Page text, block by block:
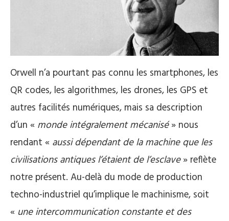
Orwell n’a pourtant pas connu les smartphones, les
QR codes, les algorithmes, les drones, les GPS et
autres facilités numériques, mais sa description
d’un « monde intégralement mécanisé» nous
rendant « aussi dépendant de la machine que les
civilisations antiques l’étaient de l’esclave» reflète
notre présent. Au-delà du mode de production
techno-industriel qu’implique le machinisme, soit
« une intercommunication constante et des